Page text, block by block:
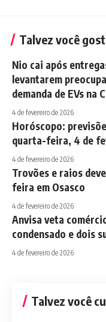
Talvez você
Nio cai após
levantarem
demanda de EVs na
4 de fevereiro de 2026
Horóscopo:
quarta-feira, 4 de
4 de fevereiro de 2026
Trovões e raios
feira em Osasco
4 de fevereiro de 2026
Anvisa veta
condensado e dois
4 de fevereiro de 2026
Talvez você